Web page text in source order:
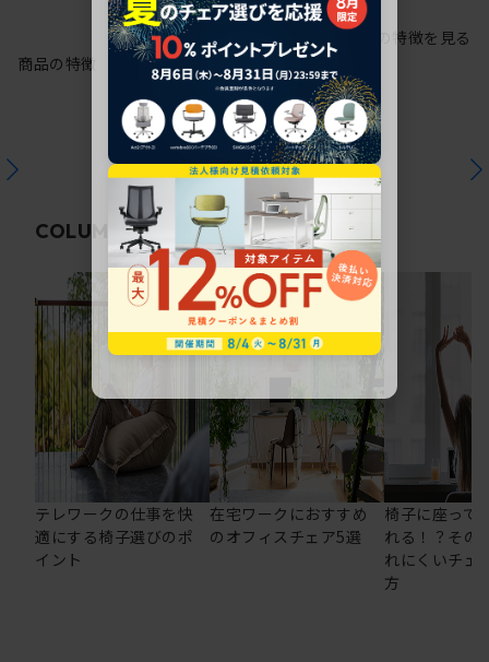
商品の特徴
シリーズの特徴を見る
COLUMN 関連コラム
テレワークの仕事を快
適にする椅子選びのポ
イント
在宅ワークにおすすめ
のオフィスチェア5選
椅子に座って
れる！？その
れにくいチェ
方